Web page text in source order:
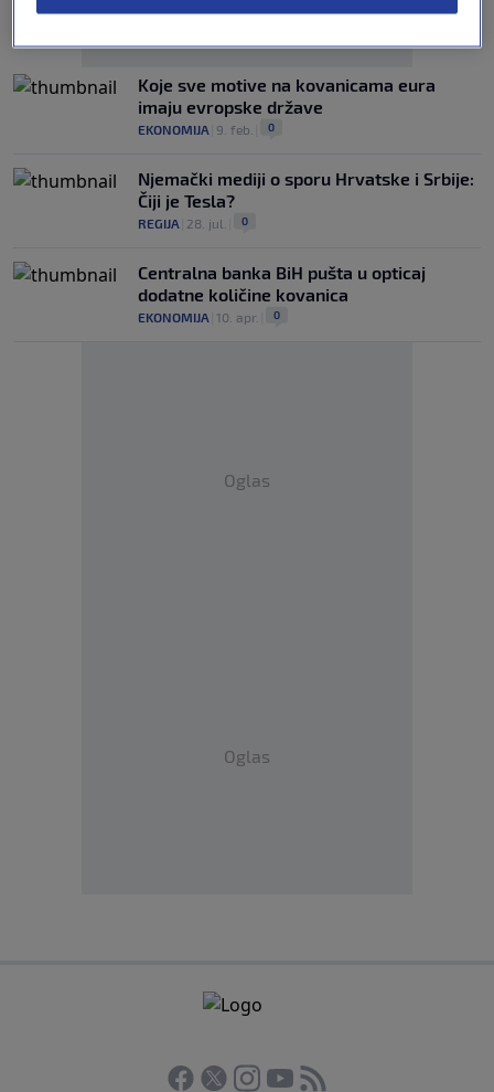
Koje sve motive na kovanicama eura
imaju evropske države
EKONOMIJA 9. feb. 0
Njemački mediji o sporu Hrvatske i Srbije:
Čiji je Tesla?
REGIJA 28. jul. 0
Centralna banka BiH pušta u opticaj
dodatne količine kovanica
EKONOMIJA 10. apr. 0
Oglas
Oglas